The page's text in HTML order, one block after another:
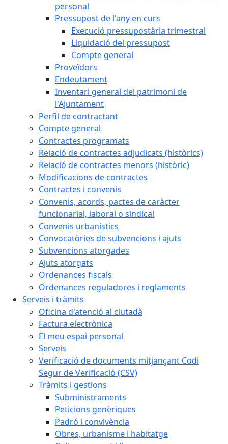
personal
Pressupost de l'any en curs
Execució pressupostària trimestral
Liquidació del pressupost
Compte general
Proveïdors
Endeutament
Inventari general del patrimoni de
l'Ajuntament
Perfil de contractant
Compte general
Contractes programats
Relació de contractes adjudicats (històrics)
Relació de contractes menors (històric)
Modificacions de contractes
Contractes i convenis
Convenis, acords, pactes de caràcter
funcionarial, laboral o sindical
Convenis urbanístics
Convocatòries de subvencions i ajuts
Subvencions atorgades
Ajuts atorgats
Ordenances fiscals
Ordenances reguladores i reglaments
Serveis i tràmits
Oficina d'atenció al ciutadà
Factura electrònica
El meu espai personal
Serveis
Verificació de documents mitjançant Codi
Segur de Verificació (CSV)
Tràmits i gestions
Subministraments
Peticions genèriques
Padró i convivència
Obres, urbanisme i habitatge